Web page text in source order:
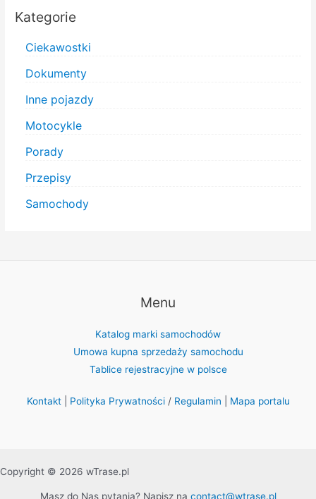
Kategorie
Ciekawostki
Dokumenty
Inne pojazdy
Motocykle
Porady
Przepisy
Samochody
Menu
Katalog marki samochodów
Umowa kupna sprzedaży samochodu
Tablice rejestracyjne w polsce
Kontakt| Polityka Prywatności/ Regulamin Mapa portalu
Copyright © 2026 wTrase.pl
Masz do Nas pytania? Napisz na contact@wtrase.pl